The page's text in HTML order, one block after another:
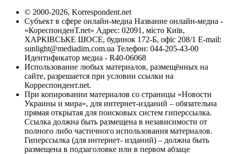
© 2000-2026, Korrespondent.net
Субъект в сфере онлайн-медиа Название онлайн-медиа -
«КореспонденТ.net» Адрес: 02091, місто Київ,
ХАРКІВСЬКЕ ШОСЕ, будинок 172-Б, офіс 208/1 E-mail:
sunlight@mediadim.com.ua Телефон: 044-205-43-00
Идентификатор медиа - R40-06068
Использование любых материалов, размещённых на
сайте, разрешается при условии ссылки на
Корреспондент.net.
При копировании материалов со страницы «Новости
Украины и мира», для интернет-изданий – обязательна
прямая открытая для поисковых систем гиперссылка.
Ссылка должна быть размещена в независимости от
полного либо частичного использования материалов.
Гиперссылка (для интернет- изданий) – должна быть
размещена в подзаголовке или в первом абзаце